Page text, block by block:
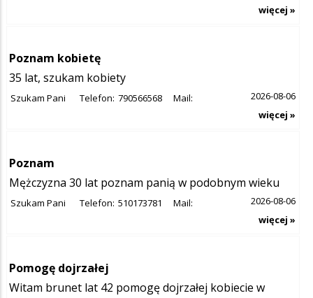
więcej »
Poznam kobietę
35 lat, szukam kobiety
Szukam Pani Telefon: 790566568 Mail:
2026-08-06
więcej »
Poznam
Mężczyzna 30 lat poznam panią w podobnym wieku
Szukam Pani Telefon: 510173781 Mail:
2026-08-06
więcej »
Pomogę dojrzałej
Witam brunet lat 42 pomogę dojrzałej kobiecie w